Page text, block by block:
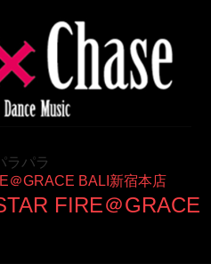
ラパラ
＠GRACE BALI新宿本店
FIRE＠GRACE